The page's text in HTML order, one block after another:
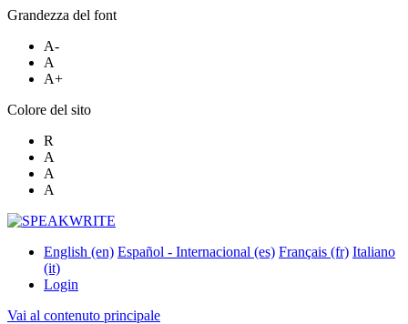
Grandezza del font
A-
A
A+
Colore del sito
R
A
A
A
English ‎(en)‎ Español - Internacional ‎(es)‎ Français ‎(fr)‎ Italiano
‎(it)‎
Login
Vai al contenuto principale